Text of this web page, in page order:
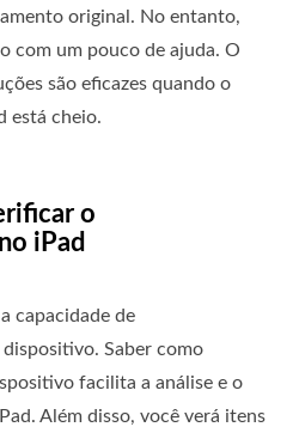
original. No entanto,
com um pouco de ajuda. O
são eficazes quando o
está cheio.
o
iPad
capacidade de
Saber como
facilita a análise e o
Além disso, você verá itens